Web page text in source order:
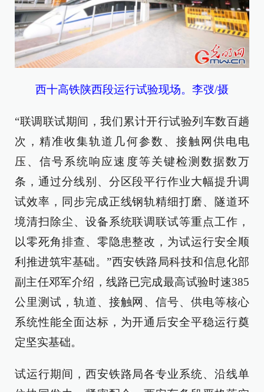
西十高铁陕西段运行试验现场。李弢/摄
“联调联试期间，我们累计开行试验列车数百趟
次，精准收集轨道几何参数、接触网供电电
压、信号系统响应速度等关键检测数据数万
条，通过分线别、分区段平行作业大幅提升调
试效率，同步完成正线钢轨精细打磨、隧道环
境清扫除尘、设备系统联调联试等重点工作，
以零死角排查、零隐患整改，为试运行安全顺
利推进筑牢基础。”西安铁路局科技和信息化部
副主任邓军介绍，线路已完成最高试验时速385
公里测试，轨道、接触网、信号、供电等核心
系统性能全面达标，为开通后安全平稳运行奠
定坚实基础。
试运行期间，西安铁路局各专业系统、沿线单